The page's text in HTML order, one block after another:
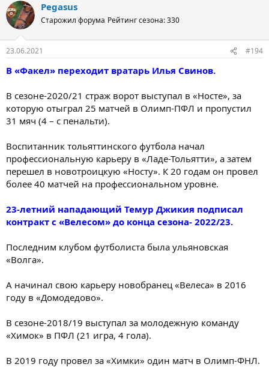
Pegasus
Старожил форума Рейтинг сезона: 330
23.06.2021 #194
В «Факел» переходит вратарь Илья Свинов.
В сезоне-2020/21 страж ворот выступал в «Носте», за
которую отыграл 25 матчей в Олимп-ПФЛ и пропустил
31 мяч (4 – с пенальти).
Воспитанник тольяттинского футбола начал
профессиональную карьеру в «Ладе-Тольятти», а затем
перешел в новотроицкую «Носту». К 20 годам он провел
более 40 матчей на профессиональном уровне.
23-летний нападающий Темур Джикия подписал
контракт с «Велесом» до конца сезона- 2022/23.
Последним клубом футболиста была ульяновская
«Волга».
А начинал свою карьеру новобранец «Велеса» в 2016
году в «Домодедово».
В сезоне-2018/19 выступал за молодежную команду
«Химок» в ПФЛ (21 игра, 4 гола).
В 2019 году провел за «Химки» один матч в Олимп-ФНЛ.